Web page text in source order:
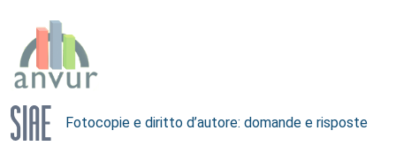
Fotocopie e diritto d’autore: domande e risposte